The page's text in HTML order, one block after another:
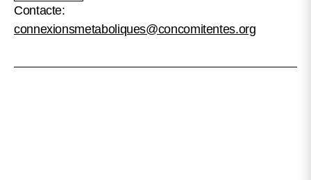
Contacte:
connexionsmetaboliques@concomitentes.org